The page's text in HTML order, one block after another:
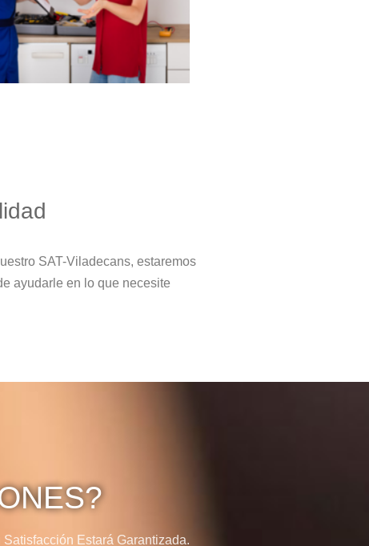
SAT-Viladecans, estaremos
ayudarle en lo que necesite
Estará Garantizada.